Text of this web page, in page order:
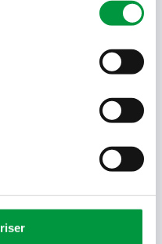
est dans l'image ?
les caractères présents
mail, vous acceptez de
et acceptez la politique de